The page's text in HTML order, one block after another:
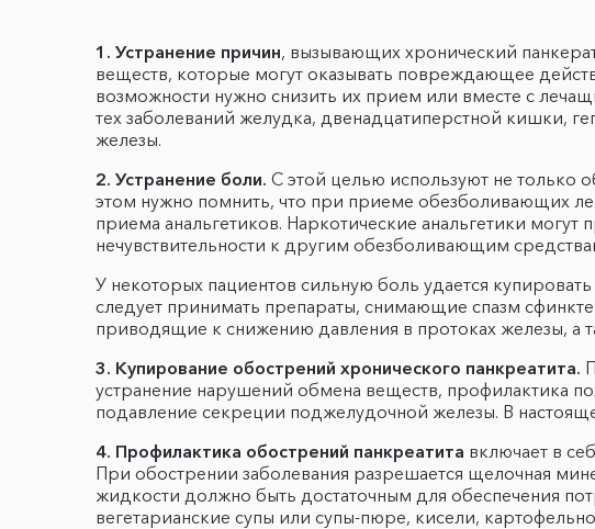
1. Устранение причин, вызывающих хронический
веществ, которые могут оказывать повреждающее
возможности нужно снизить их прием или вместе с
тех заболеваний желудка, двенадцатиперстной кишки,
железы.
2. Устранение боли. С этой целью используют не
этом нужно помнить, что при приеме обезболивающих
приема анальгетиков. Наркотические анальгетики
нечувствительности к другим обезболивающим
У некоторых пациентов сильную боль удается
следует принимать препараты, снимающие спазм
приводящие к снижению давления в протоках железы, а
3. Купирование обострений хронического панкреатита.
устранение нарушений обмена веществ, профилактика
подавление секреции поджелудочной железы. В
4. Профилактика обострений панкреатита включает в
При обострении заболевания разрешается щелочная
жидкости должно быть достаточным для обеспечения
вегетарианские супы или супы-пюре, кисели,